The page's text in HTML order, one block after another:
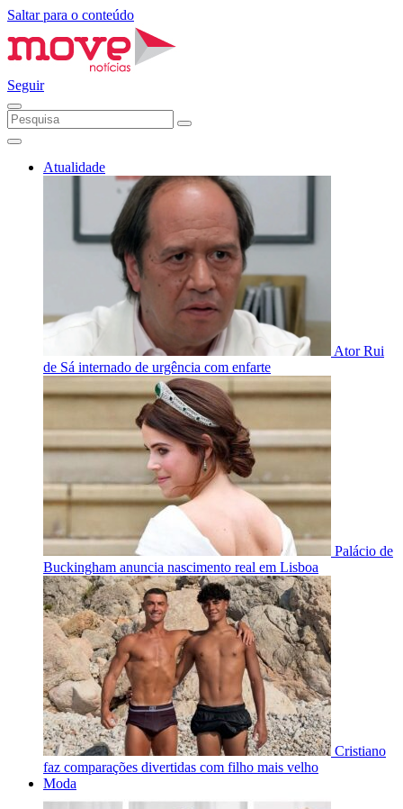
Saltar para o conteúdo
Seguir
Atualidade
Ator Rui
de Sá internado de urgência com enfarte
Palácio de
Buckingham anuncia nascimento real em Lisboa
Cristiano
faz comparações divertidas com filho mais velho
Moda